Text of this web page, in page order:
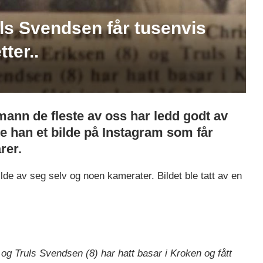
Svendsen får tusenvis
de fleste av oss har ledd godt av
han et bilde på Instagram som får
av seg selv og noen kamerater. Bildet ble tatt av en
Truls Svendsen (8) har hatt basar i Kroken og fått